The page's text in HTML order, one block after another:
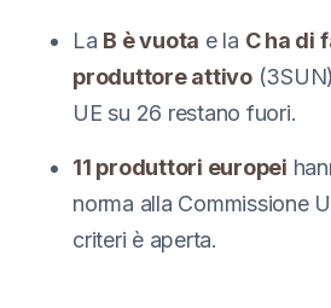
La B è vuota e la C ha di
produttore attivo
UE su 26 restano fuori.
11 produttori europei
norma alla Commissione
criteri è aperta.